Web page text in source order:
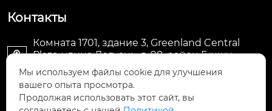
Контакты

Комната 1701, здание 3, Greenland Central
Plaza, улица Дагуань, д. 98, район Гуншу,
Ханчжоу, провинция Чжэцзян, Китай
 machine@royal-packing.com
Мы используем файлы cookie для улучшения
вашего опыта просмотра.
Продолжая использовать этот сайт, вы